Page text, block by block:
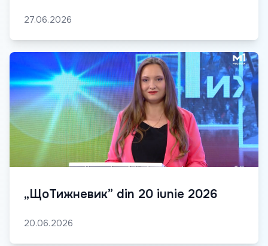
27.06.2026
„ЩоТижневик” din 20 iunie 2026
20.06.2026